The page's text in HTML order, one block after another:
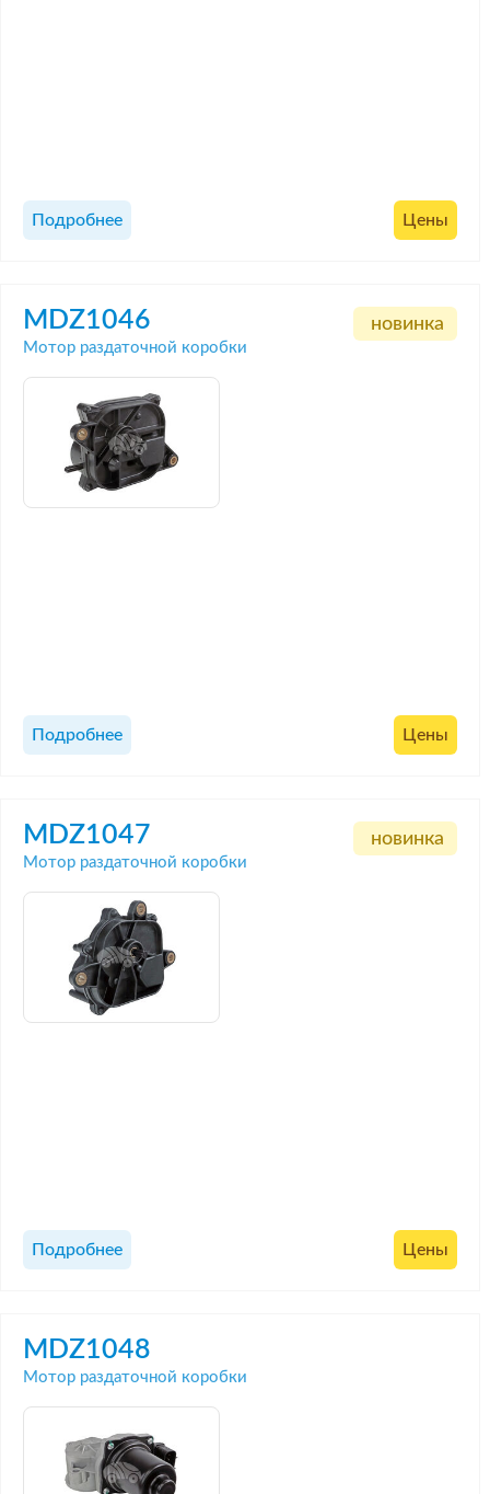
Подробнее Цены
MDZ1046
Мотор раздаточной коробки
новинка
Подробнее Цены
MDZ1047
Мотор раздаточной коробки
новинка
Подробнее Цены
MDZ1048
Мотор раздаточной коробки